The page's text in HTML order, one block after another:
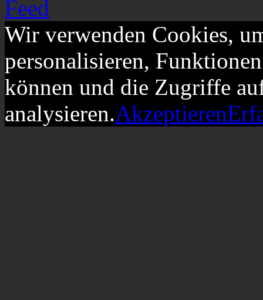
Wir verwenden Cookies,
personalisieren,
können und die Zugriffe
analysieren.Akzeptieren